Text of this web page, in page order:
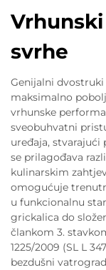
svrhe
Genijalni
maksimalno
vrhunske
sveobuhvatni
uređaja, stvarajući
se prilagođava
kulinarskim
omogućuje
u funkcionalnu
grickalica do
člankom 3.
1225/2009 (SL L
bezdušni